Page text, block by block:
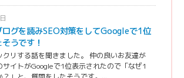
ログを読みSEO対策をしてGoogleで1位
うです！
クリする話を聞きました。 仲の良いお友達が
サイトがGoogleで1位表示されたので「なぜ1